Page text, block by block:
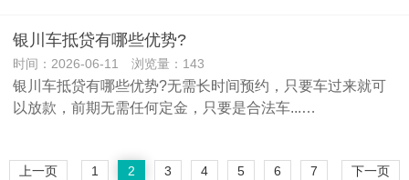
银川车抵贷有哪些优势?
时间：2026-06-11 浏览量：143
银川车抵贷有哪些优势?无需长时间预约，只要车过来就可
以放款，前期无需任何定金，只要是合法车...…
上一页 1 2 3 4 5 6 7 下一页